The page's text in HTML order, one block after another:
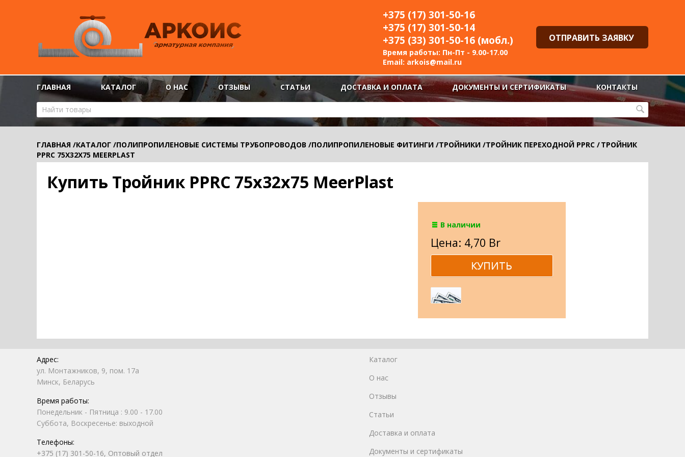
+375 (17) 301-50-16
+375 (17) 301-50-14
+375 (33) 301-50-16 (мобл.)
Время работы: Пн-Пт - 9.00-17.00
Email: arkois@mail.ru
ОТПРАВИТЬ ЗАЯВКУ
ГЛАВНАЯ КАТАЛОГ О НАС ОТЗЫВЫ СТАТЬИ ДОСТАВКА И ОПЛАТА ДОКУМЕНТЫ И СЕРТИФИКАТЫ КОНТАКТЫ
ГЛАВНАЯ /КАТАЛОГ /ПОЛИПРОПИЛЕНОВЫЕ СИСТЕМЫ ТРУБОПРОВОДОВ /ПОЛИПРОПИЛЕНОВЫЕ ФИТИНГИ /ТРОЙНИКИ /ТРОЙНИК ПЕРЕХОДНОЙ PPRC /ТРОЙНИК
PPRС 75Х32Х75 MEERPLAST
Купить Тройник PPRС 75х32х75 MeerPlast
В наличии
Цена: 4,70 Br
Адрес:
ул. Монтажников, 9, пом. 17а
Минск, Беларусь
Время работы:
Понедельник - Пятница : 9.00 - 17.00
Суббота, Воскресенье: выходной
Телефоны:
+375 (17) 301-50-16, Оптовый отдел
Каталог
О нас
Отзывы
Статьи
Доставка и оплата
Документы и сертификаты